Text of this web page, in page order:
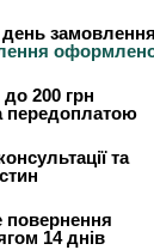
день замовлення
200 грн
передоплатою
та
повернення
14 днів